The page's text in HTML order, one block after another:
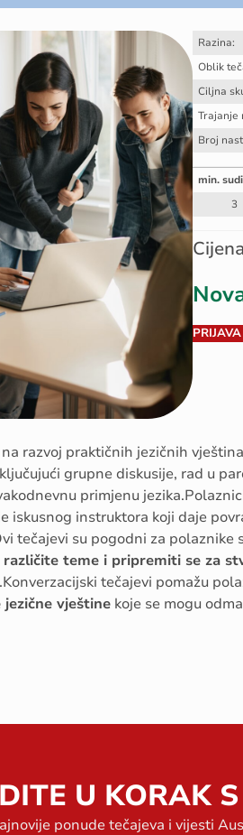
Razina:
Oblik
Ciljna
Trajanje
Broj
min.
3
razvoj praktičnih jezičnih
grupne diskusije, rad u
primjenu
iskusnog instruktora koji daje
tečajevi su pogodni za polaznike
teme i pripremiti se za
tečajevi pomažu
vještine koje se mogu
U KORAK
ponude tečajeva i vijesti